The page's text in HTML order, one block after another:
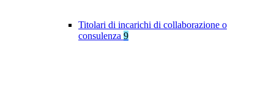
Titolari di incarichi di collaborazione o
consulenza 9